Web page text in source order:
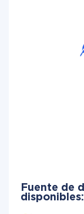
Fuente de
disponibles: